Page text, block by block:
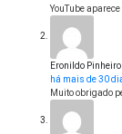
YouTube aparece
Eronildo Pinheiro
há mais de 30
Muito obrigado